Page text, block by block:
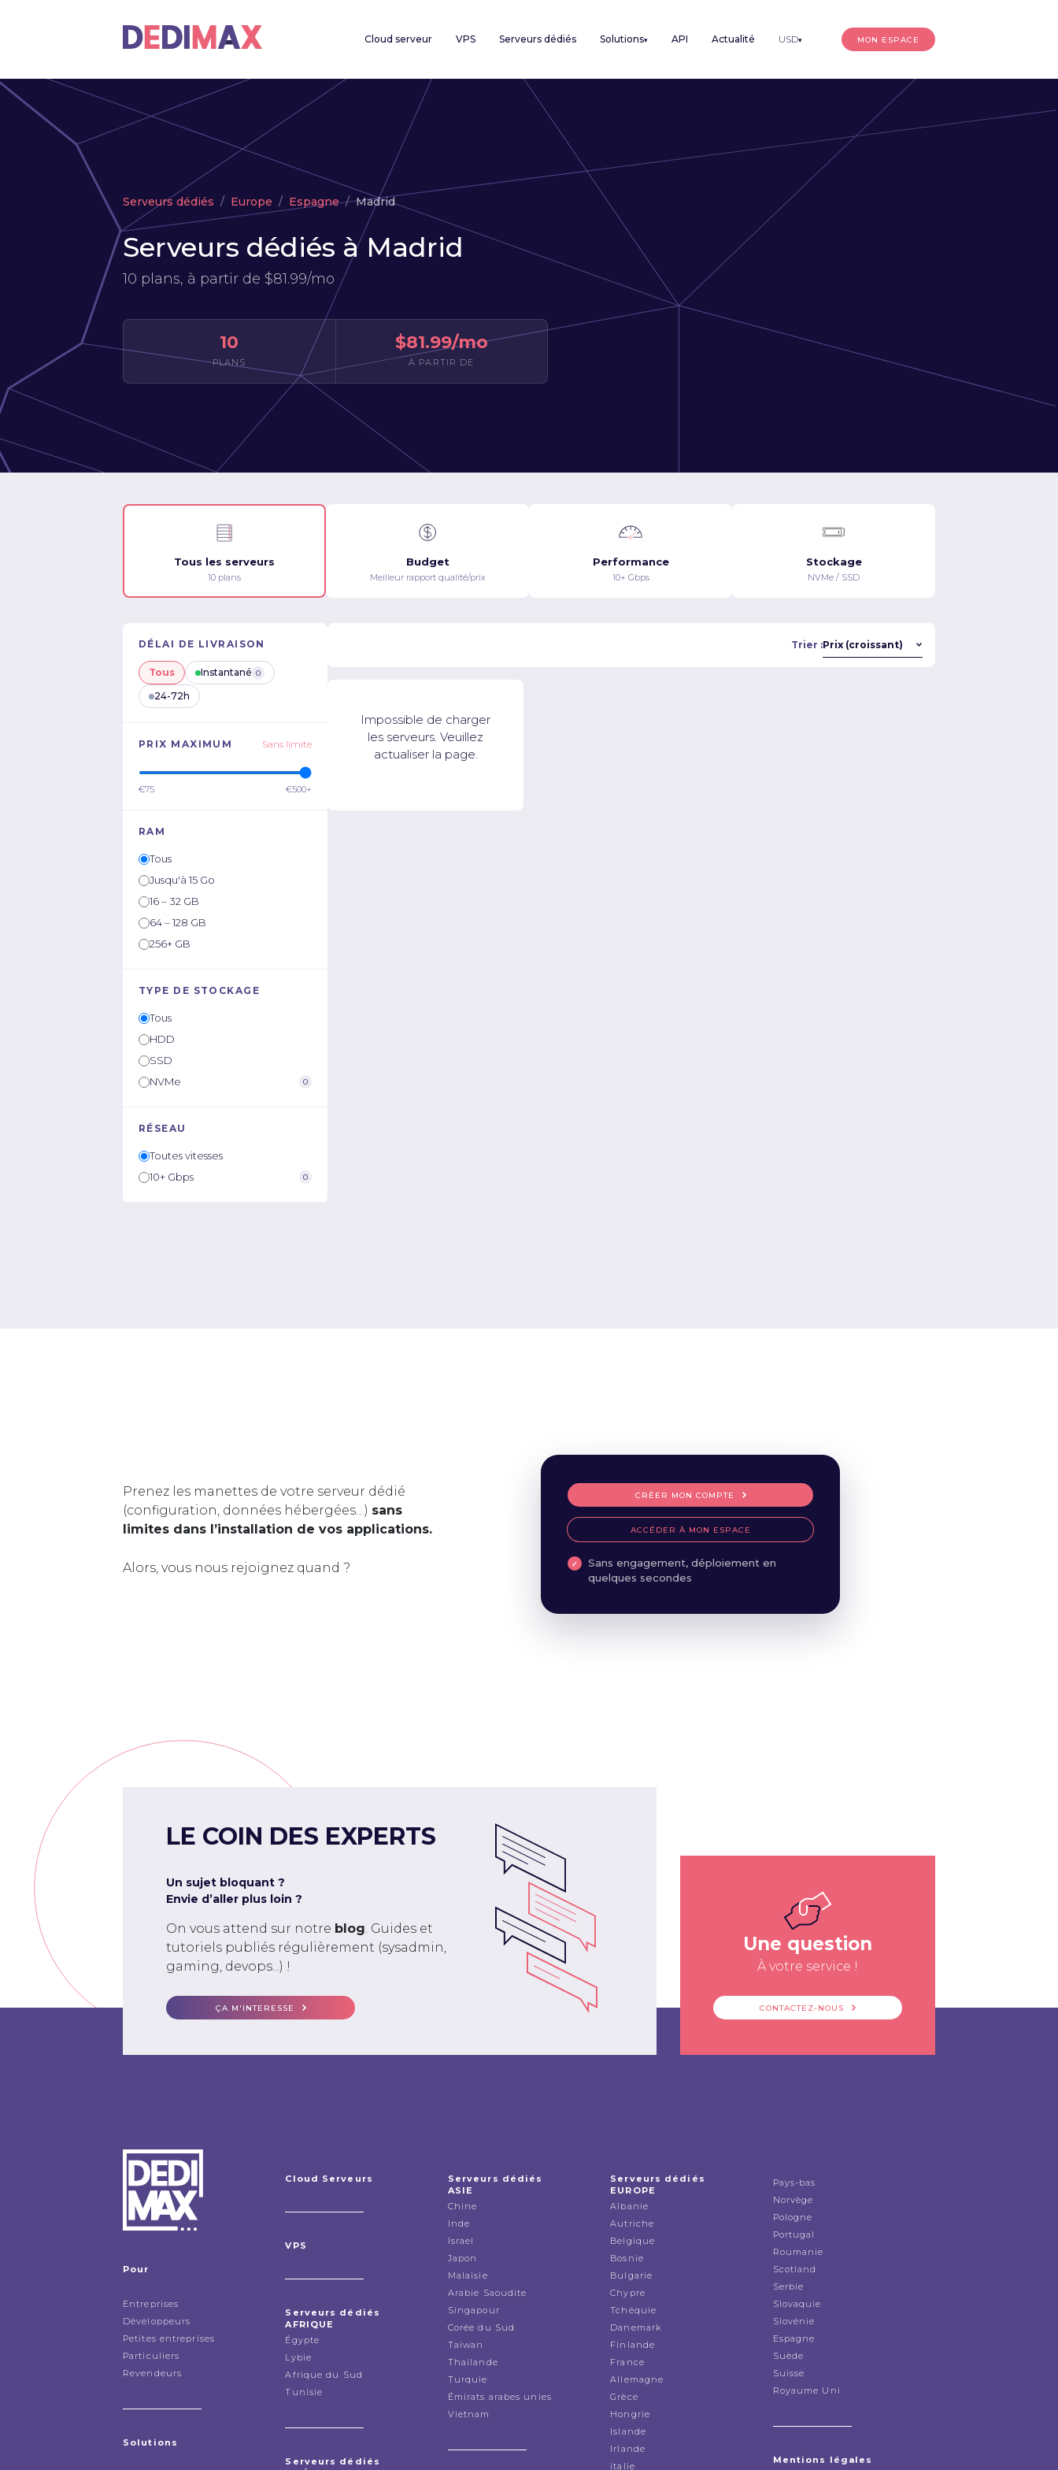
Cloud serveur VPS Serveurs dédiés Solutions▾ API Actualité USD▾ MON ESPACE
Serveurs dédiés Europe Espagne Madrid
Serveurs dédiés à Madrid
10 plans, à partir de $81.99/mo
10
PLANS
$81.99/mo
À PARTIR DE
Tous les serveurs
10 plans
Budget
Meilleur rapport qualité/prix
Performance
10+ Gbps
Stockage
NVMe / SSD
DÉLAI DE LIVRAISON
Tous Instantané 0
24-72h
PRIX MAXIMUM Sans limite
€75 €500+
RAM
Tous
Jusqu'à 15 Go
16 – 32 GB
64 – 128 GB
256+ GB
TYPE DE STOCKAGE
Tous
HDD
SSD
NVMe
0
RÉSEAU
Toutes vitesses
10+ Gbps
0
Trier :
Impossible de charger
les serveurs. Veuillez
actualiser la page.
Prenez les manettes de votre serveur dédié
(configuration, données hébergées…) sans
limites dans l’installation de vos applications.
Alors, vous nous rejoignez quand ?
CRÉER MON COMPTE
ACCÉDER À MON ESPACE
Sans engagement, déploiement en
quelques secondes
LE COIN DES EXPERTS
Un sujet bloquant ?
Envie d’aller plus loin ?
On vous attend sur notre blog. Guides et
tutoriels publiés régulièrement (sysadmin,
gaming, devops...) !
ÇA M'INTERESSE
Une question
À votre service !
CONTACTEZ-NOUS
Pour
Entreprises
Développeurs
Petites entreprises
Particuliers
Revendeurs
Solutions
Cloud Serveurs
VPS
Serveurs dédiés
AFRIQUE
Égypte
Lybie
Afrique du Sud
Tunisie
Serveurs dédiés
Serveurs dédiés
ASIE
Chine
Inde
Israel
Japon
Malaisie
Arabie Saoudite
Singapour
Corée du Sud
Taiwan
Thailande
Turquie
Émirats arabes unies
Vietnam
Serveurs dédiés
EUROPE
Albanie
Autriche
Belgique
Bosnie
Bulgarie
Chypre
Tchéquie
Danemark
Finlande
France
Allemagne
Grèce
Hongrie
Islande
Irlande
italie
Pays-bas
Norvège
Pologne
Portugal
Roumanie
Scotland
Serbie
Slovaquie
Slovénie
Espagne
Suède
Suisse
Royaume Uni
Mentions légales